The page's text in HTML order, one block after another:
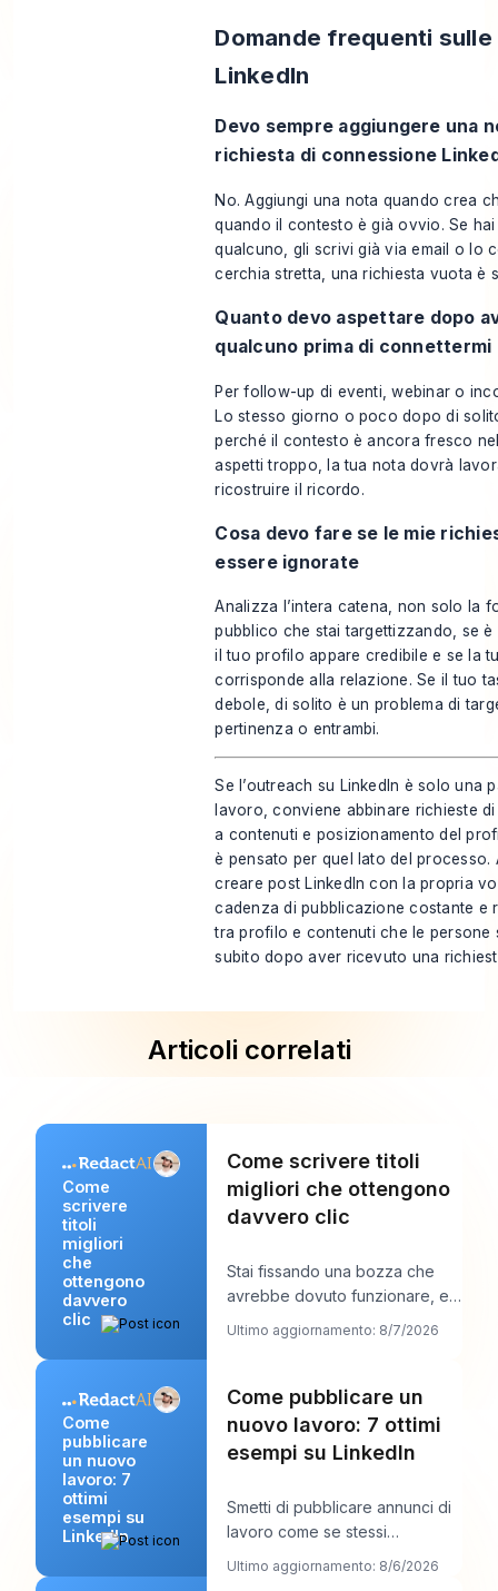
Domande frequenti
LinkedIn
Devo sempre aggiungere una
richiesta di connessione
No. Aggiungi una nota quando crea
quando il contesto è già ovvio. Se
qualcuno, gli scrivi già via email o lo
cerchia stretta, una richiesta vuota è
Quanto devo aspettare dopo
qualcuno prima di connettermi
Per follow-up di eventi, webinar o
Lo stesso giorno o poco dopo di
perché il contesto è ancora fresco
aspetti troppo, la tua nota dovrà
ricostruire il ricordo.
Cosa devo fare se le mie
essere ignorate
Analizza l’intera catena, non solo la
pubblico che stai targettizzando, se è
il tuo profilo appare credibile e se la
corrisponde alla relazione. Se il tuo
debole, di solito è un problema di
pertinenza o entrambi.
Se l’outreach su LinkedIn è solo una
lavoro, conviene abbinare richieste
a contenuti e posizionamento del
è pensato per quel lato del processo.
creare post LinkedIn con la propria
cadenza di pubblicazione costante e
tra profilo e contenuti che le persone
subito dopo aver ricevuto una
Articoli correlati
Come
scrivere
titoli
migliori
che
ottengono
davvero
clic
Come scrivere titoli
migliori che ottengono
davvero clic
Stai fissando una bozza che
avrebbe dovuto funzionare, e il
titolo è probabilmente la prima
cosa che
Ultimo aggiornamento: 8/7/2026
Come
pubblicare
un nuovo
lavoro: 7
ottimi
esempi su
LinkedIn
Come pubblicare un
nuovo lavoro: 7 ottimi
esempi su LinkedIn
Smetti di pubblicare annunci di
lavoro come se stessi
compilando scartoffie e inizia a
scriverli com
Ultimo aggiornamento: 8/6/2026